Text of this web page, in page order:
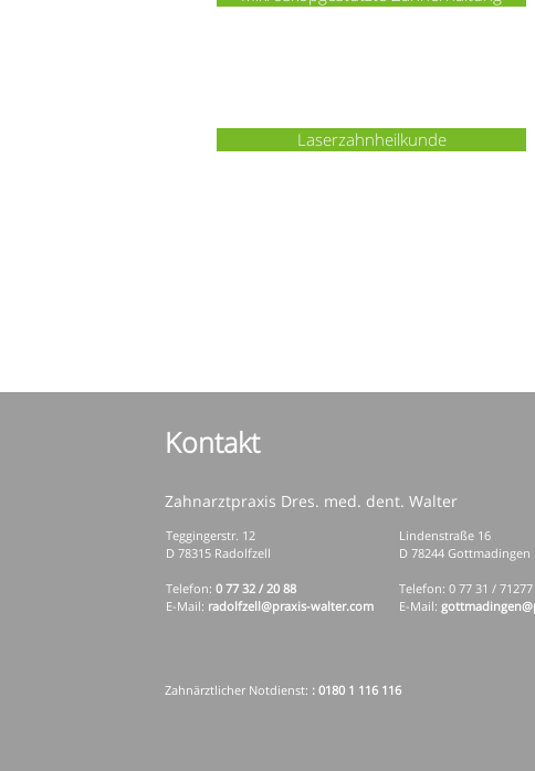
Laserzahnheilkunde
Kontakt
Zahnarztpraxis Dres. med. dent. Walter
Teggingerstr. 12
D 78315 Radolfzell
Telefon: 0 77 32 / 20 88
E-Mail: radolfzell@praxis-walter.com
Lindenstraße 16
D 78244 Gottmadingen
Telefon: 0 77 31 / 71277
E-Mail:
Zahnärztlicher Notdienst: : 0180 1 116 116